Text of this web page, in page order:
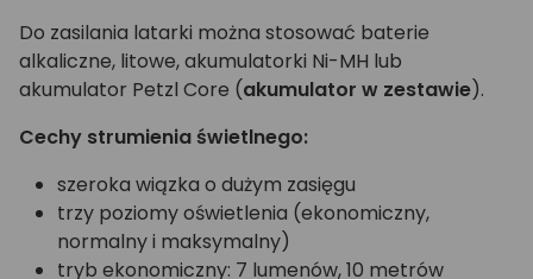
Do zasilania latarki można stosować baterie
alkaliczne, litowe, akumulatorki Ni-MH lub
akumulator Petzl Core (akumulator w zestawie).
Cechy strumienia świetlnego:
szeroka wiązka o dużym zasięgu
trzy poziomy oświetlenia (ekonomiczny,
normalny i maksymalny)
tryb ekonomiczny: 7 lumenów, 10 metrów